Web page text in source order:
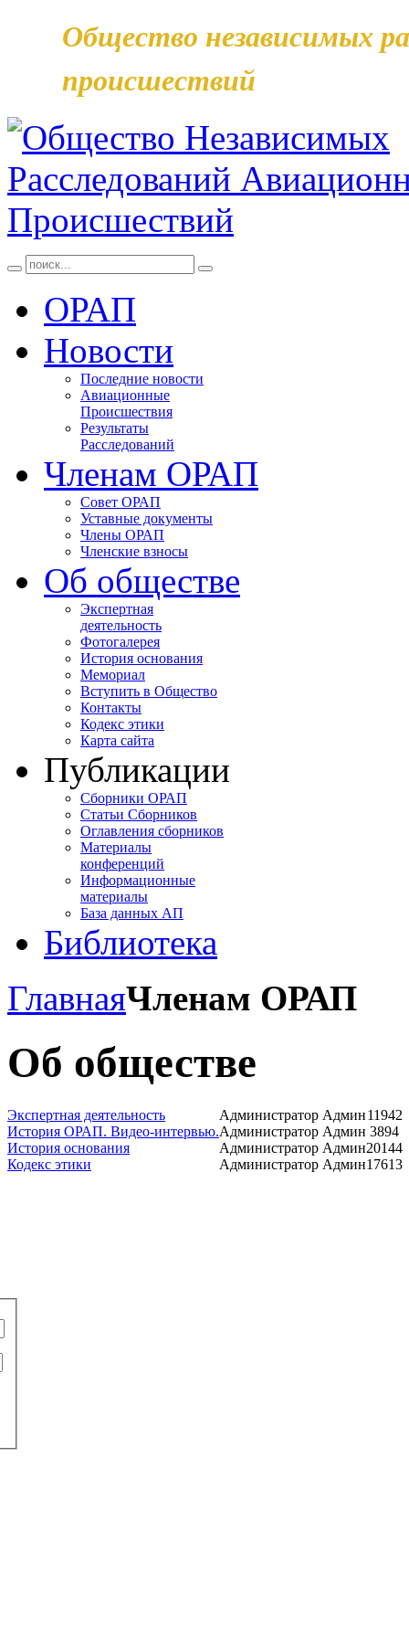
Общество независимых
происшествий
ОРАП
Новости
Последние новости
Авиационные
Происшествия
Результаты
Расследований
Членам ОРАП
Совет ОРАП
Уставные документы
Члены ОРАП
Членские взносы
Об обществе
Экспертная
деятельность
Фотогалерея
История основания
Мемориал
Вступить в Общество
Контакты
Кодекс этики
Карта сайта
Публикации
Сборники ОРАП
Статьи Сборников
Оглавления сборников
Материалы
конференций
Информационные
материалы
База данных АП
Библиотека
ГлавнаяЧленам ОРАП
Об обществе
Экспертная деятельность Администратор Админ11942
История ОРАП. Видео-интервью.Администратор Админ 3894
История основания
Администратор Админ20144
Кодекс этики
Администратор Админ17613